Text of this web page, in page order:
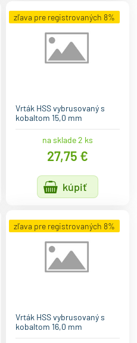
zľava pre registrovaných 8%
Vrták HSS vybrusovaný s
kobaltom 15,0 mm
na sklade 2 ks
27,75 €
kúpiť
zľava pre registrovaných 8%
Vrták HSS vybrusovaný s
kobaltom 16,0 mm